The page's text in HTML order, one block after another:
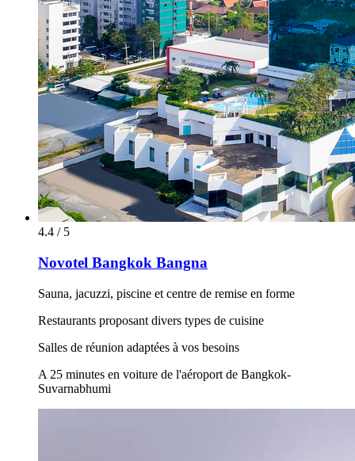
4.4 / 5
Novotel Bangkok Bangna
Sauna, jacuzzi, piscine et centre de remise en forme
Restaurants proposant divers types de cuisine
Salles de réunion adaptées à vos besoins
A 25 minutes en voiture de l'aéroport de Bangkok-
Suvarnabhumi